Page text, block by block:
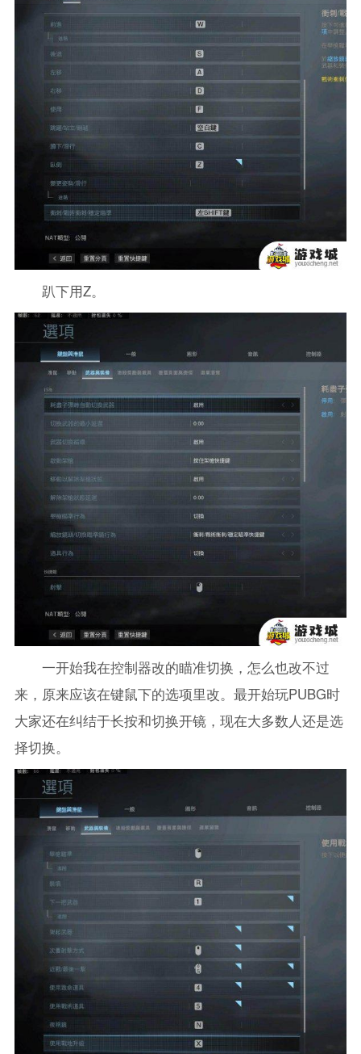
趴下用Z。
一开始我在控制器改的瞄准切换，怎么也改不过
来，原来应该在键鼠下的选项里改。最开始玩PUBG时
大家还在纠结于长按和切换开镜，现在大多数人还是选
择切换。